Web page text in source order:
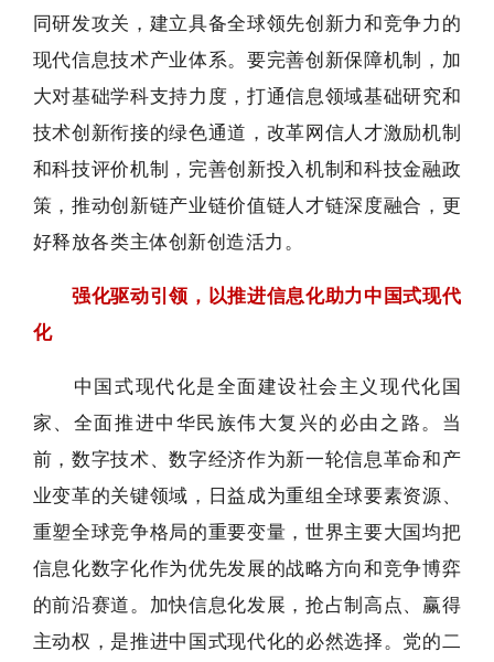
同研发攻关，建立具备全球领先创新力和竞争力的
现代信息技术产业体系。要完善创新保障机制，加
大对基础学科支持力度，打通信息领域基础研究和
技术创新衔接的绿色通道，改革网信人才激励机制
和科技评价机制，完善创新投入机制和科技金融政
策，推动创新链产业链价值链人才链深度融合，更
好释放各类主体创新创造活力。
强化驱动引领，以推进信息化助力中国式现代
化
中国式现代化是全面建设社会主义现代化国
家、全面推进中华民族伟大复兴的必由之路。当
前，数字技术、数字经济作为新一轮信息革命和产
业变革的关键领域，日益成为重组全球要素资源、
重塑全球竞争格局的重要变量，世界主要大国均把
信息化数字化作为优先发展的战略方向和竞争博弈
的前沿赛道。加快信息化发展，抢占制高点、赢得
主动权，是推进中国式现代化的必然选择。党的二